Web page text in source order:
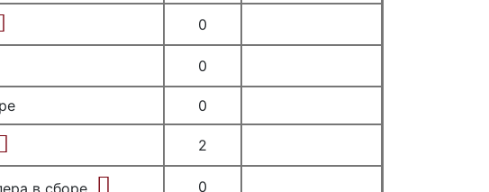
0
0
0
2
в сборе 0